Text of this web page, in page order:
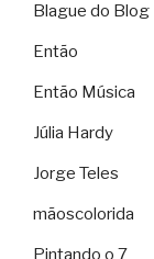
Blague do Blog
Então
Então Música
Júlia Hardy
Jorge Teles
mãoscolorida
Pintando o 7